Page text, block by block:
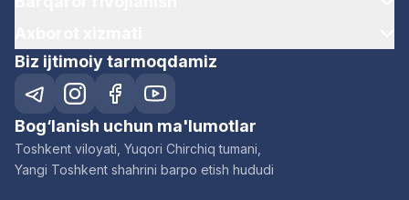
Biz ijtimoiy tarmoqdamiz
Bog‘lanish uchun ma'lumotlar
Toshkent viloyati, Yuqori Chirchiq tumani,
Yangi Toshkent shahrini barpo etish hududi